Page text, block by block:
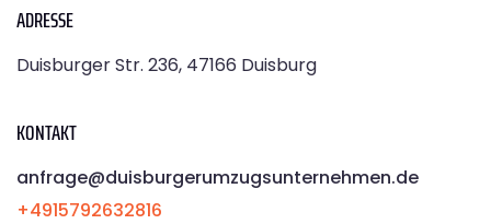
ADRESSE
Duisburger Str. 236, 47166 Duisburg
KONTAKT
anfrage@duisburgerumzugsunternehmen.de
+4915792632816